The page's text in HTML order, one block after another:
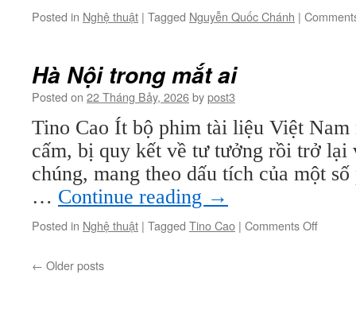
Posted in Nghệ thuật | Tagged Nguyễn Quốc Chánh |
Hà Nội trong mắt ai
Posted on 22 Tháng Bảy, 2026bypost3
Tino Cao Ít bộ phim tài liệu Việt Nam
cấm, bị quy kết về tư tưởng rồi trở lại
chúng, mang theo dấu tích của một
… Continue reading →
Posted in Nghệ thuật | Tagged Tino Cao | Comments Offon
← Older posts